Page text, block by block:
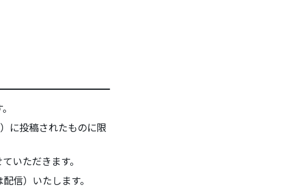
に投稿されたものに限
いただきます。
信）いたします。